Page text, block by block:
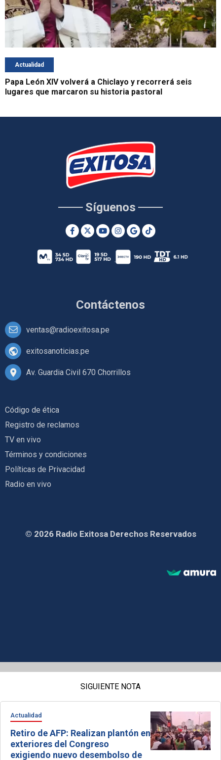
Actualidad
Papa León XIV volverá a Chiclayo y recorrerá seis
lugares que marcaron su historia pastoral
Contáctenos
ventas@radioexitosa.pe
exitosanoticias.pe
Av. Guardia Civil 670 Chorrillos
Síguenos
Código de ética
Registro de reclamos
TV en vivo
Términos y condiciones
Políticas de Privacidad
Radio en vivo
© 2026 Radio Exitosa Derechos Reservados
SIGUIENTE NOTA
Actualidad
Retiro de AFP: Realizan plantón en
exteriores del Congreso
exigiendo nuevo desembolso de